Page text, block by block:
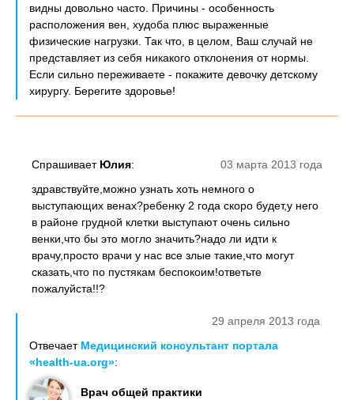
видны довольно часто. Причины - особенность
расположения вен, худоба плюс выраженные
физические нагрузки. Так что, в целом, Ваш случай не
представляет из себя никакого отклонения от нормы.
Если сильно переживаете - покажите девочку детскому
хирургу. Берегите здоровье!
03 марта 2013 года
Спрашивает Юлия:
здравствуйте,можно узнать хоть немного о
выступающих венах?ребенку 2 года скоро будет,у него
в районе грудной клетки выступают очень сильно
венки,что бы это могло значить?надо ли идти к
врачу,просто врачи у нас все злые такие,что могут
сказать,что по пустякам беспокоим!ответьте
пожалуйста!!?
29 апреля 2013 года
Отвечает Медицинский консультант портала
«health-ua.org»:
Врач общей практики